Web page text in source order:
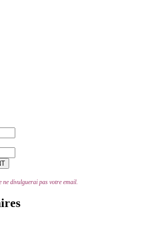
ne divulguerai pas votre email.